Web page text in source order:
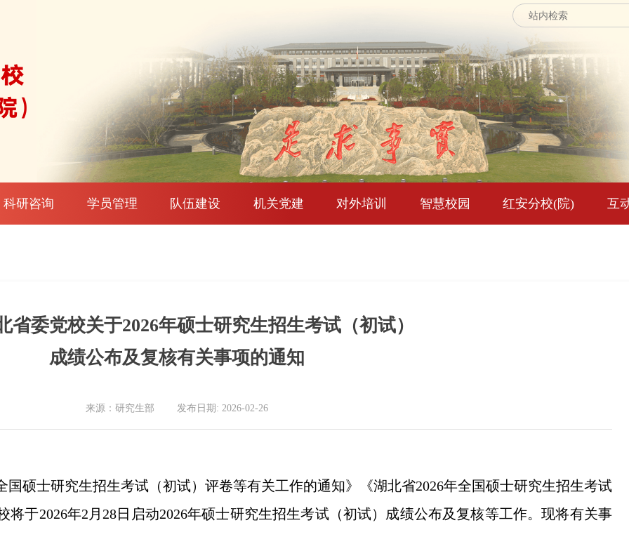
科研咨询 学员管理 队伍建设 机关党建 对外培训 智慧校园 红安分校(院) 互
省委党校关于2026年硕士研究生招生考试（初试）
成绩公布及复核有关事项的通知
来源：研究生部 发布日期: 2026-02-26
国硕士研究生招生考试（初试）评卷等有关工作的通知》《湖北省2026年全国硕士研究生招生考试
于2026年2月28日启动2026年硕士研究生招生考试（初试）成绩公布及复核等工作。现将有关事